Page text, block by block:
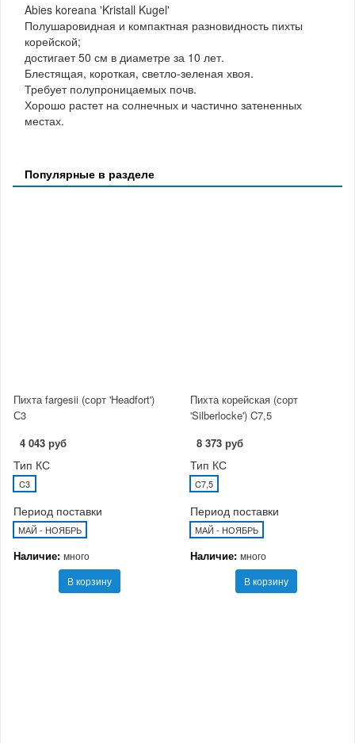
Abies koreana 'Kristall Kugel'
Полушаровидная и компактная разновидность пихты
корейской;
достигает 50 см в диаметре за 10 лет.
Блестящая, короткая, светло-зеленая хвоя.
Требует полупроницаемых почв.
Хорошо растет на солнечных и частично затененных
местах.
Популярные в разделе
Пихта fargesii (сорт 'Headfort')
С3
4 043 руб
Тип КС
C3
Период поставки
МАЙ - НОЯБРЬ
Наличие: много
В корзину
Пихта корейская (сорт
'Silberlocke') C7,5
8 373 руб
Тип КС
C7,5
Период поставки
МАЙ - НОЯБРЬ
Наличие: много
В корзину